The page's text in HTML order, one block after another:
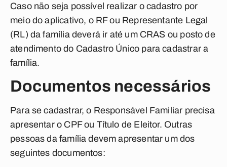
Caso não seja possível realizar o cadastro por
meio do aplicativo, o RF ou Representante Legal
(RL) da família deverá ir até um CRAS ou posto de
atendimento do Cadastro Único para cadastrar a
família.
Documentos necessários
Para se cadastrar, o Responsável Familiar precisa
apresentar o CPF ou Título de Eleitor. Outras
pessoas da família devem apresentar um dos
seguintes documentos: